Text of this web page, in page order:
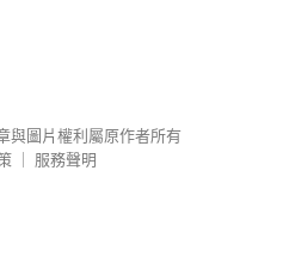
與圖片權利屬原作者所有
服務聲明